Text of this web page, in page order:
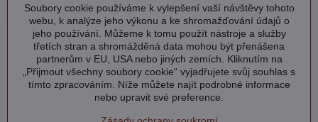
OC KVARTET s.r.o.
Debřská 1000
293 06 Kosmonosy
IČ: 27202577
DIČ: CZ27202577
Společnost je zapsána v OR vedeném MS v Praze oddíl C, vložka
z obchodního rejstříku.
Soubory cookie používáme k vylepšení vaší návštěvy tohoto
webu, k analýze jeho výkonu a ke shromažďování údajů o
jeho používání. Můžeme k tomu použít nástroje a služby
třetích stran a shromážděná data mohou být přenášena
partnerům v EU, USA nebo jiných zemích. Kliknutím na
„Přijmout všechny soubory cookie“ vyjadřujete svůj souhlas s
tímto zpracováním. Níže můžete najít podrobné informace
nebo upravit své preference.